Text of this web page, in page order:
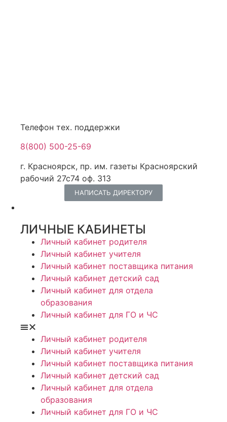
Телефон тех. поддержки
8(800) 500-25-69
г. Красноярск, пр. им. газеты Красноярский
рабочий 27с74 оф. 313
НАПИСАТЬ ДИРЕКТОРУ
ЛИЧНЫЕ КАБИНЕТЫ
Личный кабинет родителя
Личный кабинет учителя
Личный кабинет поставщика питания
Личный кабинет детский сад
Личный кабинет для отдела
образования
Личный кабинет для ГО и ЧС
Личный кабинет родителя
Личный кабинет учителя
Личный кабинет поставщика питания
Личный кабинет детский сад
Личный кабинет для отдела
образования
Личный кабинет для ГО и ЧС